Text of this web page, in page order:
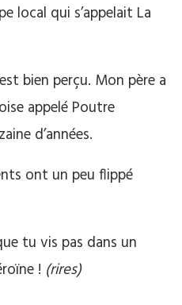
local qui s’appelait La
bien perçu. Mon père a
appelé Poutre
d’années.
ont un peu flippé
tu vis pas dans un
! (rires)